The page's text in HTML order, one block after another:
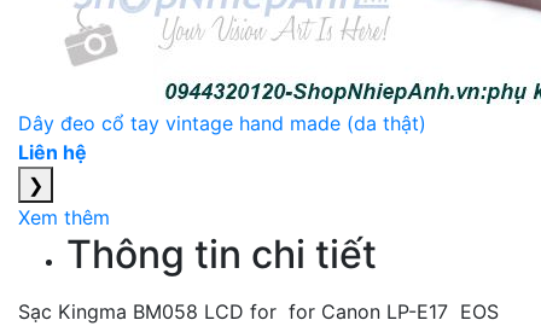
Dây đeo cổ tay vintage hand made (da thật)
Liên hệ
❯
Xem thêm
Thông tin chi tiết
Sạc Kingma BM058 LCD for for Canon LP-E17 EOS